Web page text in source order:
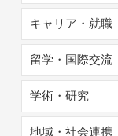
キャリア・就職
留学・国際交流
学術・研究
地域・社会連携